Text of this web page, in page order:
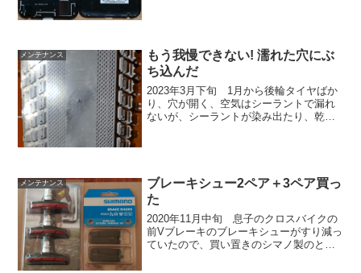
メンテナンス
もう我慢できない! 濡れた穴にぶ
ち込んだ
2023年3月下旬 1月から後輪タイヤばか
り、穴が開く、空気はシーラントで漏れ
ないが、シーラントが染み出たり、乾い
メンテナンス
ブレーキシュー2ペア＋3ペア買っ
た
2020年11月中旬 息子のクロスバイクの
前Vブレーキのブレーキシューがすり減っ
ていたので、買い置きのシマノ製のと交